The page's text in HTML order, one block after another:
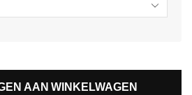
AAN WINKELWAGEN